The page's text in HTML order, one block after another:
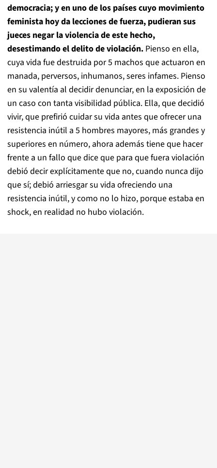
democracia; y en uno de los países cuyo movimiento
feminista hoy da lecciones de fuerza, pudieran sus
jueces negar la violencia de este hecho,
desestimando el delito de violación. Pienso en ella,
cuya vida fue destruida por 5 machos que actuaron en
manada, perversos, inhumanos, seres infames. Pienso
en su valentía al decidir denunciar, en la exposición de
un caso con tanta visibilidad pública. Ella, que decidió
vivir, que prefirió cuidar su vida antes que ofrecer una
resistencia inútil a 5 hombres mayores, más grandes y
superiores en número, ahora además tiene que hacer
frente a un fallo que dice que para que fuera violación
debió decir explícitamente que no, cuando nunca dijo
que sí; debió arriesgar su vida ofreciendo una
resistencia inútil, y como no lo hizo, porque estaba en
shock, en realidad no hubo violación.